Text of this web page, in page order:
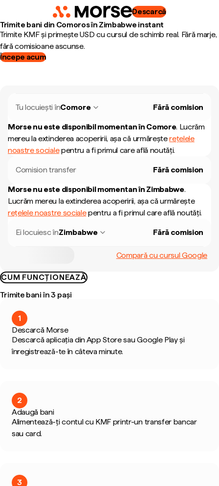
Descarcă
Trimite bani din Comoros în Zimbabwe instant
Trimite KMF și primește USD cu cursul de schimb real. Fără marje,
fără comisioane ascunse.
Începe acum
Tu locuiești înComore Fără comision
Morse nu este disponibil momentan în Comore. Lucrăm
mereu la extinderea acoperirii, așa că urmăreșterețelele
noastre socialepentru a fi primul care află noutăți.
Comision transfer Fără comision
Morse nu este disponibil momentan în Zimbabwe.
Lucrăm mereu la extinderea acoperirii, așa că urmărește
rețelele noastre socialepentru a fi primul care află noutăți.
Ei locuiesc înZimbabwe Fără comision
Compară cu cursul Google
CUM FUNCȚIONEAZĂ
Trimite bani în 3 pași
1
Descarcă Morse
Descarcă aplicația din App Store sau Google Play și
înregistrează-te în câteva minute.
2
Adaugă bani
Alimentează-ți contul cu KMF printr-un transfer bancar
sau card.
3